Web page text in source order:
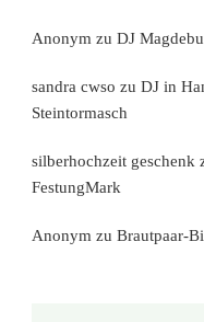
Anonym zu DJ
sandra cwso zu DJ in
Steintormasch
silberhochzeit geschenk
FestungMark
Anonym zu Brautpaar-